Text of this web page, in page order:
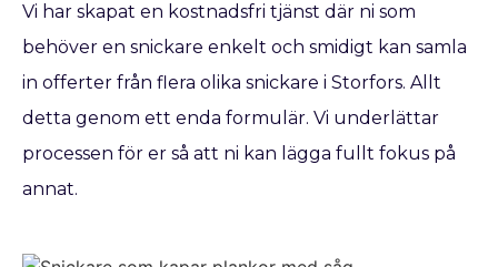
Vi har skapat en kostnadsfri tjänst där ni som
behöver en snickare enkelt och smidigt kan samla
in offerter från flera olika snickare i Storfors. Allt
detta genom ett enda formulär. Vi underlättar
processen för er så att ni kan lägga fullt fokus på
annat.